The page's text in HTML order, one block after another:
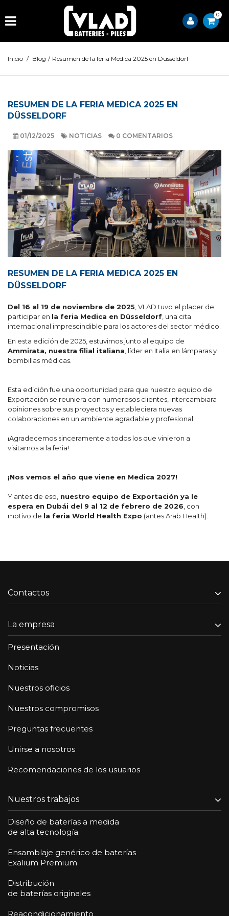
0
Inicio / Blog / Resumen de la feria Medica 2025 en Düsseldorf
RESUMEN DE LA FERIA MEDICA 2025 EN
DÜSSELDORF
01/12/2025 NOTICIAS 0 COMENTARIOS
RESUMEN DE LA FERIA MEDICA 2025 EN
DÜSSELDORF
Del 16 al 19 de noviembre de 2025 , VLAD tuvo el placer de
participar en la feria Medica en Düsseldorf , una cita
internacional imprescindible para los actores del sector médico.
En esta edición de 2025, estuvimos junto al equipo de
Ammirata, nuestra filial italiana , líder en Italia en lámparas y
bombillas médicas.
Esta edición fue una oportunidad para que nuestro equipo de
Exportación se reuniera con numerosos clientes, intercambiara
opiniones sobre sus proyectos y estableciera nuevas
colaboraciones en un ambiente agradable y profesional.
¡Agradecemos sinceramente a todos los que vinieron a
visitarnos a la feria!
¡Nos vemos el año que viene en Medica 2027!
Y antes de eso, nuestro equipo de Exportación ya le
espera en Dubái del 9 al 12 de febrero de 2026 , con
motivo de la feria World Health Expo (antes Arab Health).
Contactos
La empresa
Presentación
Noticias
Nuestros oficios
Nuestros compromisos
Preguntas frecuentes
Unirse a nosotros
Recomendaciones de los usuarios
Nuestros trabajos
Diseño de baterías a medida
de alta tecnología.
Ensamblaje genérico de baterías
Exalium Premium
Distribución
de baterías originales
Reacondicionamiento